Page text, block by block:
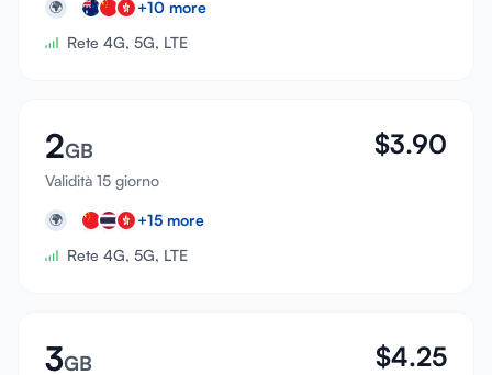
🌍 +10 more
Rete 4G, 5G, LTE
2GB
Validità 15 giorno
$3.90
🌍 +15 more
Rete 4G, 5G, LTE
3GB $4.25